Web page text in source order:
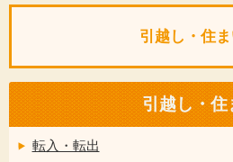
引越し・住
引越し・住
転入・転出